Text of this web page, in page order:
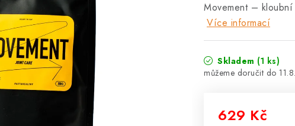
Movement –
Více informací
Skladem (1 ks)
629 Kč